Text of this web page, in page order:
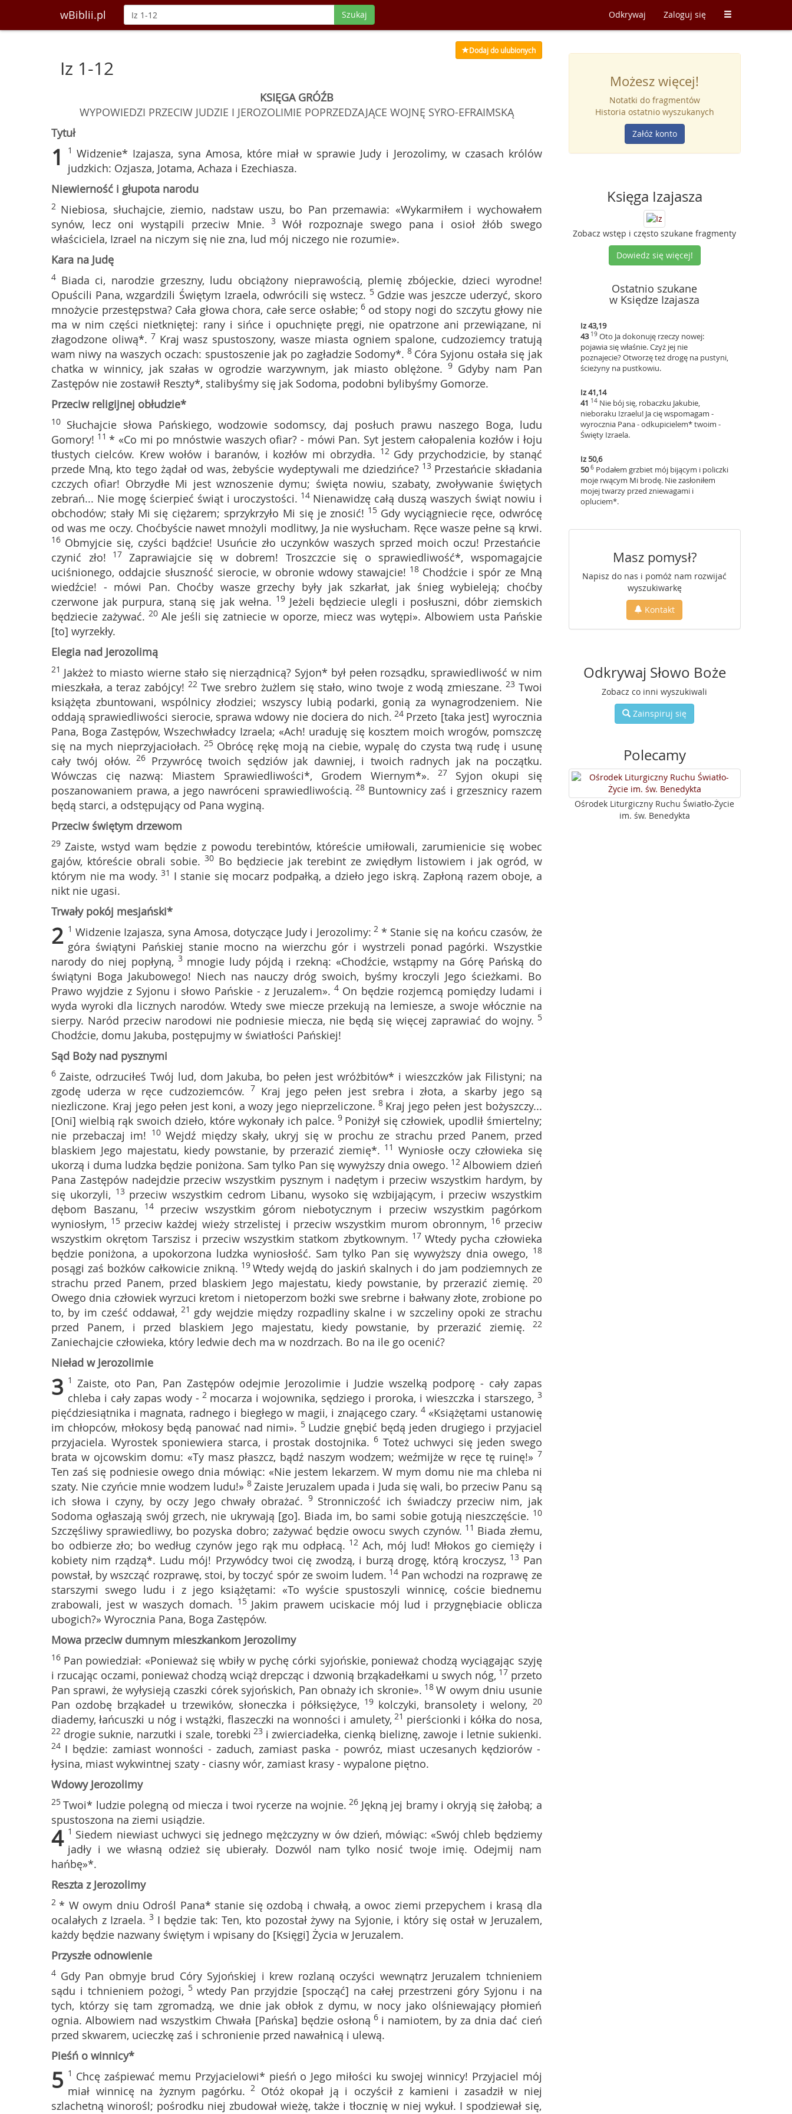
wBiblii.pl Szukaj Odkrywaj Zaloguj się
Dodaj do ulubionych
Iz 1-12
KSIĘGA GRÓŹB
WYPOWIEDZI PRZECIW JUDZIE I JEROZOLIMIE POPRZEDZAJĄCE WOJNĘ SYRO-EFRAIMSKĄ
Tytuł
1 1Widzenie* Izajasza, syna Amosa, które miał w sprawie Judy i Jerozolimy, w czasach królów
judzkich: Ozjasza, Jotama, Achaza i Ezechiasza.
Niewierność i głupota narodu
2 Niebiosa, słuchajcie, ziemio, nadstaw uszu, bo Pan przemawia: «Wykarmiłem i wychowałem
synów, lecz oni wystąpili przeciw Mnie. 3 Wół rozpoznaje swego pana i osioł żłób swego
właściciela, Izrael na niczym się nie zna, lud mój niczego nie rozumie».
Kara na Judę
4 Biada ci, narodzie grzeszny, ludu obciążony nieprawością, plemię zbójeckie, dzieci wyrodne!
Opuścili Pana, wzgardzili Świętym Izraela, odwrócili się wstecz. 5 Gdzie was jeszcze uderzyć, skoro
mnożycie przestępstwa? Cała głowa chora, całe serce osłabłe; 6 od stopy nogi do szczytu głowy nie
ma w nim części nietkniętej: rany i sińce i opuchnięte pręgi, nie opatrzone ani przewiązane, ni
złagodzone oliwą*. 7 Kraj wasz spustoszony, wasze miasta ogniem spalone, cudzoziemcy tratują
wam niwy na waszych oczach: spustoszenie jak po zagładzie Sodomy*. 8 Córa Syjonu ostała się jak
chatka w winnicy, jak szałas w ogrodzie warzywnym, jak miasto oblężone. 9 Gdyby nam Pan
Zastępów nie zostawił Reszty*, stalibyśmy się jak Sodoma, podobni bylibyśmy Gomorze.
Przeciw religijnej obłudzie*
10 Słuchajcie słowa Pańskiego, wodzowie sodomscy, daj posłuch prawu naszego Boga, ludu
Gomory! 11* «Co mi po mnóstwie waszych ofiar? - mówi Pan. Syt jestem całopalenia kozłów i łoju
tłustych cielców. Krew wołów i baranów, i kozłów mi obrzydła. 12 Gdy przychodzicie, by stanąć
przede Mną, kto tego żądał od was, żebyście wydeptywali me dziedzińce?13 Przestańcie składania
czczych ofiar! Obrzydłe Mi jest wznoszenie dymu; święta nowiu, szabaty, zwoływanie świętych
zebrań... Nie mogę ścierpieć świąt i uroczystości. 14 Nienawidzę całą duszą waszych świąt nowiu i
obchodów; stały Mi się ciężarem; sprzykrzyło Mi się je znosić! 15 Gdy wyciągniecie ręce, odwrócę
od was me oczy. Choćbyście nawet mnożyli modlitwy, Ja nie wysłucham. Ręce wasze pełne są krwi.
16 Obmyjcie się, czyści bądźcie! Usuńcie zło uczynków waszych sprzed moich oczu! Przestańcie
czynić zło! 17 Zaprawiajcie się w dobrem! Troszczcie się o sprawiedliwość*, wspomagajcie
uciśnionego, oddajcie słuszność sierocie, w obronie wdowy stawajcie! 18 Chodźcie i spór ze Mną
wiedźcie! - mówi Pan. Choćby wasze grzechy były jak szkarłat, jak śnieg wybieleją; choćby
czerwone jak purpura, staną się jak wełna. 19 Jeżeli będziecie ulegli i posłuszni, dóbr ziemskich
będziecie zażywać. 20 Ale jeśli się zatniecie w oporze, miecz was wytępi». Albowiem usta Pańskie
[to] wyrzekły.
Elegia nad Jerozolimą
21 Jakżeż to miasto wierne stało się nierządnicą? Syjon* był pełen rozsądku, sprawiedliwość w nim
mieszkała, a teraz zabójcy! 22 Twe srebro żużlem się stało, wino twoje z wodą zmieszane. 23 Twoi
książęta zbuntowani, wspólnicy złodziei; wszyscy lubią podarki, gonią za wynagrodzeniem. Nie
oddają sprawiedliwości sierocie, sprawa wdowy nie dociera do nich. 24 Przeto [taka jest] wyrocznia
Pana, Boga Zastępów, Wszechwładcy Izraela; «Ach! uraduję się kosztem moich wrogów, pomszczę
się na mych nieprzyjaciołach. 25 Obrócę rękę moją na ciebie, wypalę do czysta twą rudę i usunę
cały twój ołów. 26 Przywrócę twoich sędziów jak dawniej, i twoich radnych jak na początku.
Wówczas cię nazwą: Miastem Sprawiedliwości*, Grodem Wiernym*». 27 Syjon okupi się
poszanowaniem prawa, a jego nawróceni sprawiedliwością. 28 Buntownicy zaś i grzesznicy razem
będą starci, a odstępujący od Pana wyginą.
Przeciw świętym drzewom
29 Zaiste, wstyd wam będzie z powodu terebintów, któreście umiłowali, zarumienicie się wobec
gajów, któreście obrali sobie. 30 Bo będziecie jak terebint ze zwiędłym listowiem i jak ogród, w
którym nie ma wody. 31 I stanie się mocarz podpałką, a dzieło jego iskrą. Zapłoną razem oboje, a
nikt nie ugasi.
Trwały pokój mesjański*
2 1 Widzenie Izajasza, syna Amosa, dotyczące Judy i Jerozolimy: 2 * Stanie się na końcu czasów, że
góra świątyni Pańskiej stanie mocno na wierzchu gór i wystrzeli ponad pagórki. Wszystkie
narody do niej popłyną, 3 mnogie ludy pójdą i rzekną: «Chodźcie, wstąpmy na Górę Pańską do
świątyni Boga Jakubowego! Niech nas nauczy dróg swoich, byśmy kroczyli Jego ścieżkami. Bo
Prawo wyjdzie z Syjonu i słowo Pańskie - z Jeruzalem». 4 On będzie rozjemcą pomiędzy ludami i
wyda wyroki dla licznych narodów. Wtedy swe miecze przekują na lemiesze, a swoje włócznie na
sierpy. Naród przeciw narodowi nie podniesie miecza, nie będą się więcej zaprawiać do wojny. 5
Chodźcie, domu Jakuba, postępujmy w światłości Pańskiej!
Sąd Boży nad pysznymi
6 Zaiste, odrzuciłeś Twój lud, dom Jakuba, bo pełen jest wróżbitów* i wieszczków jak Filistyni; na
zgodę uderza w ręce cudzoziemców. 7 Kraj jego pełen jest srebra i złota, a skarby jego są
niezliczone. Kraj jego pełen jest koni, a wozy jego nieprzeliczone. 8 Kraj jego pełen jest bożyszczy...
[Oni] wielbią rąk swoich dzieło, które wykonały ich palce. 9 Poniżył się człowiek, upodlił śmiertelny;
nie przebaczaj im! 10Wejdź między skały, ukryj się w prochu ze strachu przed Panem, przed
blaskiem Jego majestatu, kiedy powstanie, by przerazić ziemię*. 11 Wyniosłe oczy człowieka się
ukorzą i duma ludzka będzie poniżona. Sam tylko Pan się wywyższy dnia owego. 12 Albowiem dzień
Pana Zastępów nadejdzie przeciw wszystkim pysznym i nadętym i przeciw wszystkim hardym, by
się ukorzyli, 13 przeciw wszystkim cedrom Libanu, wysoko się wzbijającym, i przeciw wszystkim
dębom Baszanu, 14 przeciw wszystkim górom niebotycznym i przeciw wszystkim pagórkom
wyniosłym, 15 przeciw każdej wieży strzelistej i przeciw wszystkim murom obronnym, 16 przeciw
wszystkim okrętom Tarszisz i przeciw wszystkim statkom zbytkownym. 17Wtedy pycha człowieka
będzie poniżona, a upokorzona ludzka wyniosłość. Sam tylko Pan się wywyższy dnia owego, 18
posągi zaś bożków całkowicie znikną. 19Wtedy wejdą do jaskiń skalnych i do jam podziemnych ze
strachu przed Panem, przed blaskiem Jego majestatu, kiedy powstanie, by przerazić ziemię. 20
Owego dnia człowiek wyrzuci kretom i nietoperzom bożki swe srebrne i bałwany złote, zrobione po
to, by im cześć oddawał, 21 gdy wejdzie między rozpadliny skalne i w szczeliny opoki ze strachu
przed Panem, i przed blaskiem Jego majestatu, kiedy powstanie, by przerazić ziemię. 22
Zaniechajcie człowieka, który ledwie dech ma w nozdrzach. Bo na ile go ocenić?
Nieład w Jerozolimie
3 1 Zaiste, oto Pan, Pan Zastępów odejmie Jerozolimie i Judzie wszelką podporę - cały zapas
chleba i cały zapas wody - 2 mocarza i wojownika, sędziego i proroka, i wieszczka i starszego, 3
pięćdziesiątnika i magnata, radnego i biegłego w magii, i znającego czary. 4 «Książętami ustanowię
im chłopców, młokosy będą panować nad nimi». 5 Ludzie gnębić będą jeden drugiego i przyjaciel
przyjaciela. Wyrostek sponiewiera starca, i prostak dostojnika. 6 Toteż uchwyci się jeden swego
brata w ojcowskim domu: «Ty masz płaszcz, bądź naszym wodzem; weźmijże w ręce tę ruinę!» 7
Ten zaś się podniesie owego dnia mówiąc: «Nie jestem lekarzem. W mym domu nie ma chleba ni
szaty. Nie czyńcie mnie wodzem ludu!» 8 Zaiste Jeruzalem upada i Juda się wali, bo przeciw Panu są
ich słowa i czyny, by oczy Jego chwały obrażać. 9 Stronniczość ich świadczy przeciw nim, jak
Sodoma ogłaszają swój grzech, nie ukrywają [go]. Biada im, bo sami sobie gotują nieszczęście. 10
Szczęśliwy sprawiedliwy, bo pozyska dobro; zażywać będzie owocu swych czynów. 11 Biada złemu,
bo odbierze zło; bo według czynów jego rąk mu odpłacą. 12 Ach, mój lud! Młokos go ciemięży i
kobiety nim rządzą*. Ludu mój! Przywódcy twoi cię zwodzą, i burzą drogę, którą kroczysz, 13 Pan
powstał, by wszcząć rozprawę, stoi, by toczyć spór ze swoim ludem. 14 Pan wchodzi na rozprawę ze
starszymi swego ludu i z jego książętami: «To wyście spustoszyli winnicę, coście biednemu
zrabowali, jest w waszych domach. 15 Jakim prawem uciskacie mój lud i przygnębiacie oblicza
ubogich?» Wyrocznia Pana, Boga Zastępów.
Mowa przeciw dumnym mieszkankom Jerozolimy
16 Pan powiedział: «Ponieważ się wbiły w pychę córki syjońskie, ponieważ chodzą wyciągając szyję
i rzucając oczami, ponieważ chodzą wciąż drepcząc i dzwonią brząkadełkami u swych nóg, 17 przeto
Pan sprawi, że wyłysieją czaszki córek syjońskich, Pan obnaży ich skronie». 18W owym dniu usunie
Pan ozdobę brząkadeł u trzewików, słoneczka i półksiężyce, 19 kolczyki, bransolety i welony, 20
diademy, łańcuszki u nóg i wstążki, flaszeczki na wonności i amulety, 21 pierścionki i kółka do nosa,
22 drogie suknie, narzutki i szale, torebki 23 i zwierciadełka, cienką bieliznę, zawoje i letnie sukienki.
24 I będzie: zamiast wonności - zaduch, zamiast paska - powróz, miast uczesanych kędziorów -
łysina, miast wykwintnej szaty - ciasny wór, zamiast krasy - wypalone piętno.
Wdowy Jerozolimy
25Twoi* ludzie polegną od miecza i twoi rycerze na wojnie. 26 Jękną jej bramy i okryją się żałobą; a
spustoszona na ziemi usiądzie.
4 1 Siedem niewiast uchwyci się jednego mężczyzny w ów dzień, mówiąc: «Swój chleb będziemy
jadły i we własną odzież się ubierały. Dozwól nam tylko nosić twoje imię. Odejmij nam
hańbę»*.
Reszta z Jerozolimy
2* W owym dniu Odrośl Pana* stanie się ozdobą i chwałą, a owoc ziemi przepychem i krasą dla
ocalałych z Izraela. 3 I będzie tak: Ten, kto pozostał żywy na Syjonie, i który się ostał w Jeruzalem,
każdy będzie nazwany świętym i wpisany do [Księgi] Życia w Jeruzalem.
Przyszłe odnowienie
4 Gdy Pan obmyje brud Córy Syjońskiej i krew rozlaną oczyści wewnątrz Jeruzalem tchnieniem
sądu i tchnieniem pożogi, 5 wtedy Pan przyjdzie [spocząć] na całej przestrzeni góry Syjonu i na
tych, którzy się tam zgromadzą, we dnie jak obłok z dymu, w nocy jako olśniewający płomień
ognia. Albowiem nad wszystkim Chwała [Pańska] będzie osłoną 6 i namiotem, by za dnia dać cień
przed skwarem, ucieczkę zaś i schronienie przed nawałnicą i ulewą.
Pieśń o winnicy*
5 1 Chcę zaśpiewać memu Przyjacielowi* pieśń o Jego miłości ku swojej winnicy! Przyjaciel mój
miał winnicę na żyznym pagórku. 2 Otóż okopał ją i oczyścił z kamieni i zasadził w niej
szlachetną winorośl; pośrodku niej zbudował wieżę, także i tłocznię w niej wykuł. I spodziewał się,
Możesz więcej!
Notatki do fragmentów
Historia ostatnio wyszukanych
Załóż konto
Księga Izajasza
Zobacz wstęp i często szukane fragmenty
Dowiedz się więcej!
Ostatnio szukane
w Księdze Izajasza
Iz 43,19
4319 Oto Ja dokonuję rzeczy nowej:
pojawia się właśnie. Czyż jej nie
poznajecie? Otworzę też drogę na pustyni,
ścieżyny na pustkowiu.
Iz 41,14
41 14 Nie bój się, robaczku Jakubie,
nieboraku Izraelu! Ja cię wspomagam -
wyrocznia Pana - odkupicielem* twoim -
Święty Izraela.
Iz 50,6
506 Podałem grzbiet mój bijącym i policzki
moje rwącym Mi brodę. Nie zasłoniłem
mojej twarzy przed zniewagami i
opluciem*.
Masz pomysł?
Napisz do nas i pomóż nam rozwijać
wyszukiwarkę
Kontakt
Odkrywaj Słowo Boże
Zobacz co inni wyszukiwali
Zainspiruj się
Polecamy
Ośrodek Liturgiczny Ruchu Światło-Życie
im. św. Benedykta